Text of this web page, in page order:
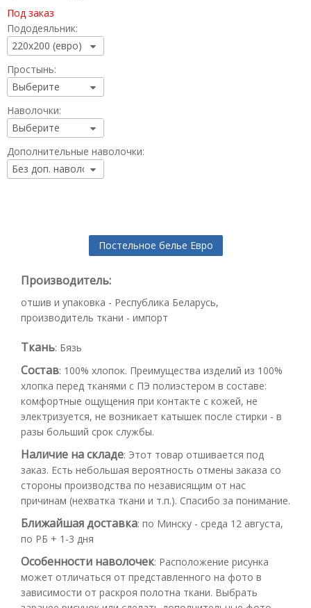
Под заказ
Пододеяльник:
Простынь:
Наволочки:
Дополнительные наволочки:
Постельное белье Евро
Производитель:
отшив и упаковка - Республика Беларусь,
производитель ткани - импорт
Ткань: Бязь
Состав: 100% хлопок. Преимущества изделий из 100%
хлопка перед тканями с ПЭ полиэстером в составе:
комфортные ощущения при контакте с кожей, не
электризуется, не возникает катышек после стирки - в
разы больший срок службы.
Наличие на складе: Этот товар отшивается под
заказ. Есть небольшая вероятность отмены заказа со
стороны производства по независящим от нас
причинам (нехватка ткани и т.п.). Спасибо за понимание.
Ближайшая доставка: по Минску - среда 12 августа,
по РБ + 1-3 дня
Особенности наволочек: Расположение рисунка
может отличаться от представленного на фото в
зависимости от раскроя полотна ткани. Выбрать